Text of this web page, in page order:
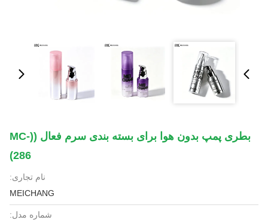
بطری پمپ بدون هوا برای بسته بندی سرم فعال ((MC-
286)
نام تجاری:
MEICHANG
شماره مدل: